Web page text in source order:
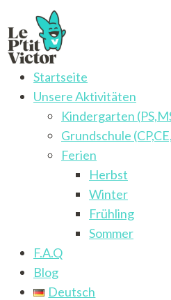
Le P'tit Victor
Aktivitäten für Deutsch/
von 3 bis 12 Jahren
Startseite
Unsere Aktivitäten
Kindergarten
Grundschule
Ferien
Herbst
Winter
Frühling
Sommer
F.A.Q
Blog
Deutsch